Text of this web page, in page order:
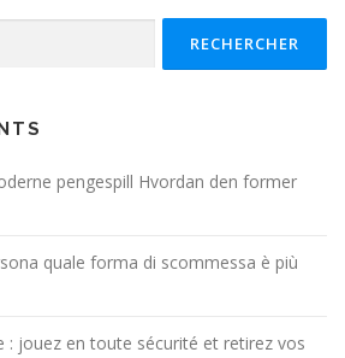
pengespill Hvordan den former
quale forma di scommessa è più
: jouez en toute sécurité et retirez vos